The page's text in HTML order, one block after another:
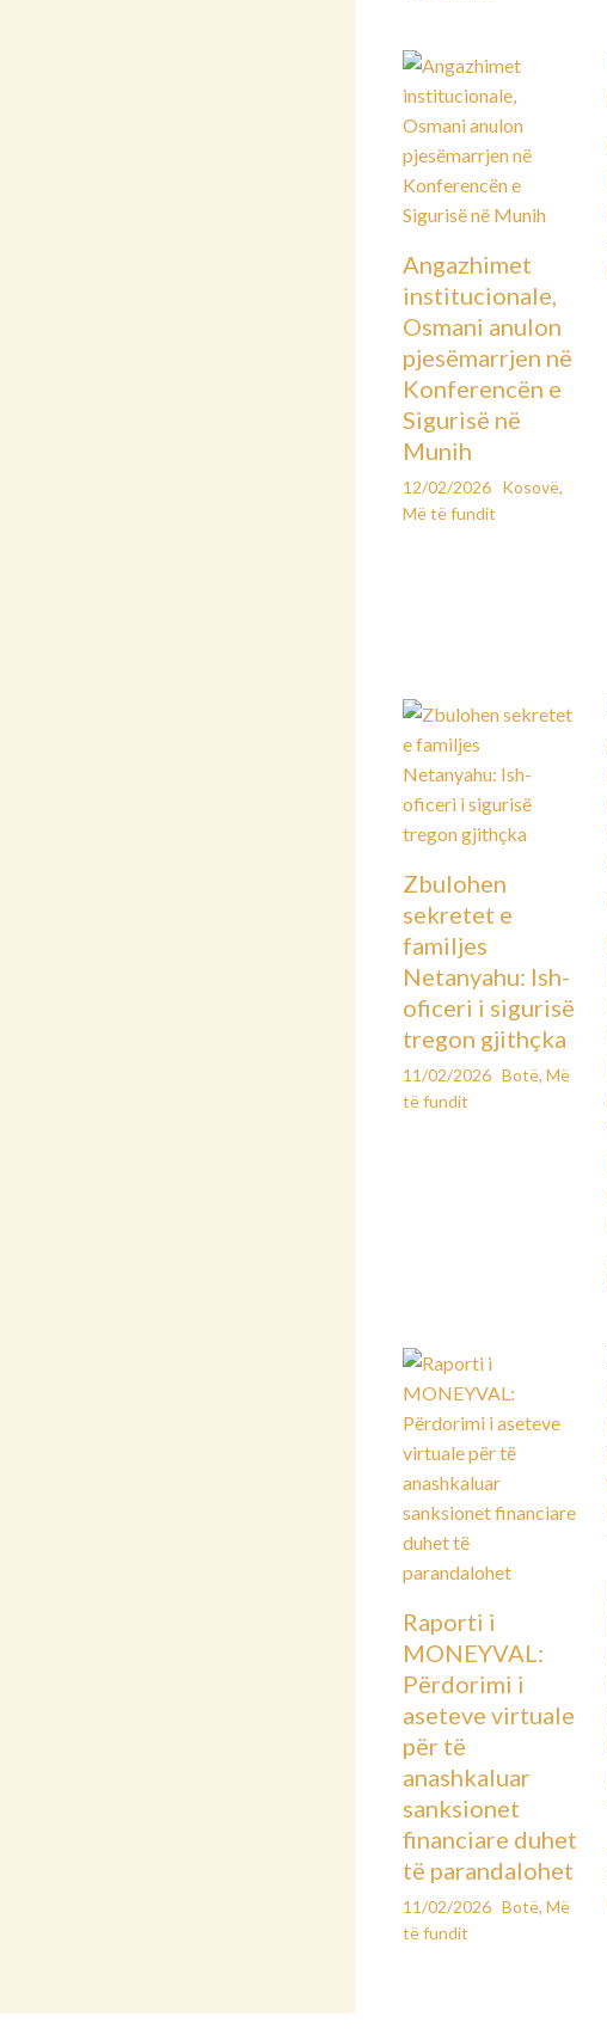
Angazhimet
institucionale,
Osmani anulon
pjesëmarrjen në
Konferencën e
Sigurisë në
Munih
12/02/2026 Kosovë,
Më të fundit
Zbulohen
sekretet e
familjes
Netanyahu: Ish-
oficeri i sigurisë
tregon gjithçka
11/02/2026 Botë, Më
të fundit
Raporti i
MONEYVAL:
Përdorimi i
aseteve virtuale
për të
anashkaluar
sanksionet
financiare duhet
të parandalohet
11/02/2026 Botë, Më
të fundit